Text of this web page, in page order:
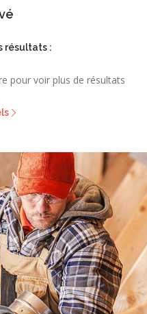
résultats :
pour voir plus de résultats